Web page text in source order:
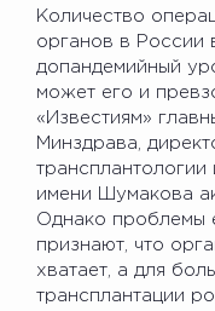
Количество
органов в России
допандемийный
может его и
«Известиям»
Минздрава,
трансплантологии
имени Шумакова
Однако проблемы
признают, что
хватает, а для
трансплантации